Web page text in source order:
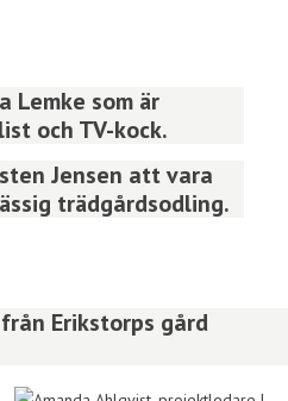
Lemke som är
och TV-kock.
Jensen att vara
trädgårdsodling.
Erikstorps gård